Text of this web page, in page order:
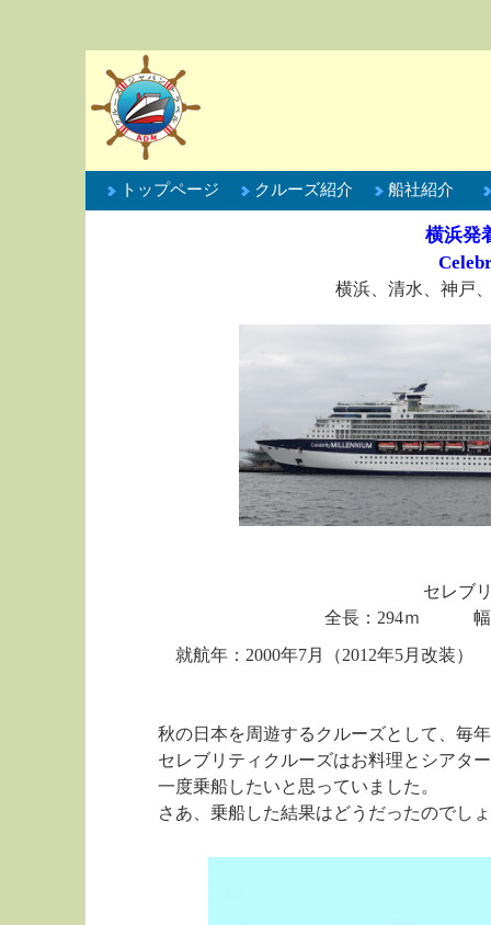
トップページ クルーズ紹介 船社紹介
横浜発
横浜、清水、神戸
セレブ
全長：294ｍ 幅
就航年：2000年7月（2012年5月改装）
秋の日本を周遊するクルーズとして、毎年
セレブリティクルーズはお料理とシアター
一度乗船したいと思っていました。
さあ、乗船した結果はどうだったのでしょ